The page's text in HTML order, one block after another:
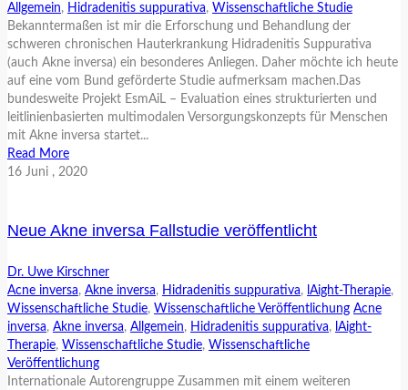
Allgemein, Hidradenitis suppurativa, Wissenschaftliche Studie
Bekanntermaßen ist mir die Erforschung und Behandlung der
schweren chronischen Hauterkrankung Hidradenitis Suppurativa
(auch Akne inversa) ein besonderes Anliegen. Daher möchte ich heute
auf eine vom Bund geförderte Studie aufmerksam machen.Das
bundesweite Projekt EsmAiL – Evaluation eines strukturierten und
leitlinienbasierten multimodalen Versorgungskonzepts für Menschen
mit Akne inversa startet...
Read More
16 Juni , 2020
Neue Akne inversa Fallstudie veröffentlicht
Dr. Uwe Kirschner
Acne inversa, Akne inversa, Hidradenitis suppurativa, lAight-Therapie,
Wissenschaftliche Studie, Wissenschaftliche Veröffentlichung Acne
inversa, Akne inversa, Allgemein, Hidradenitis suppurativa, lAight-
Therapie, Wissenschaftliche Studie, Wissenschaftliche
Veröffentlichung
Internationale Autorengruppe Zusammen mit einem weiteren